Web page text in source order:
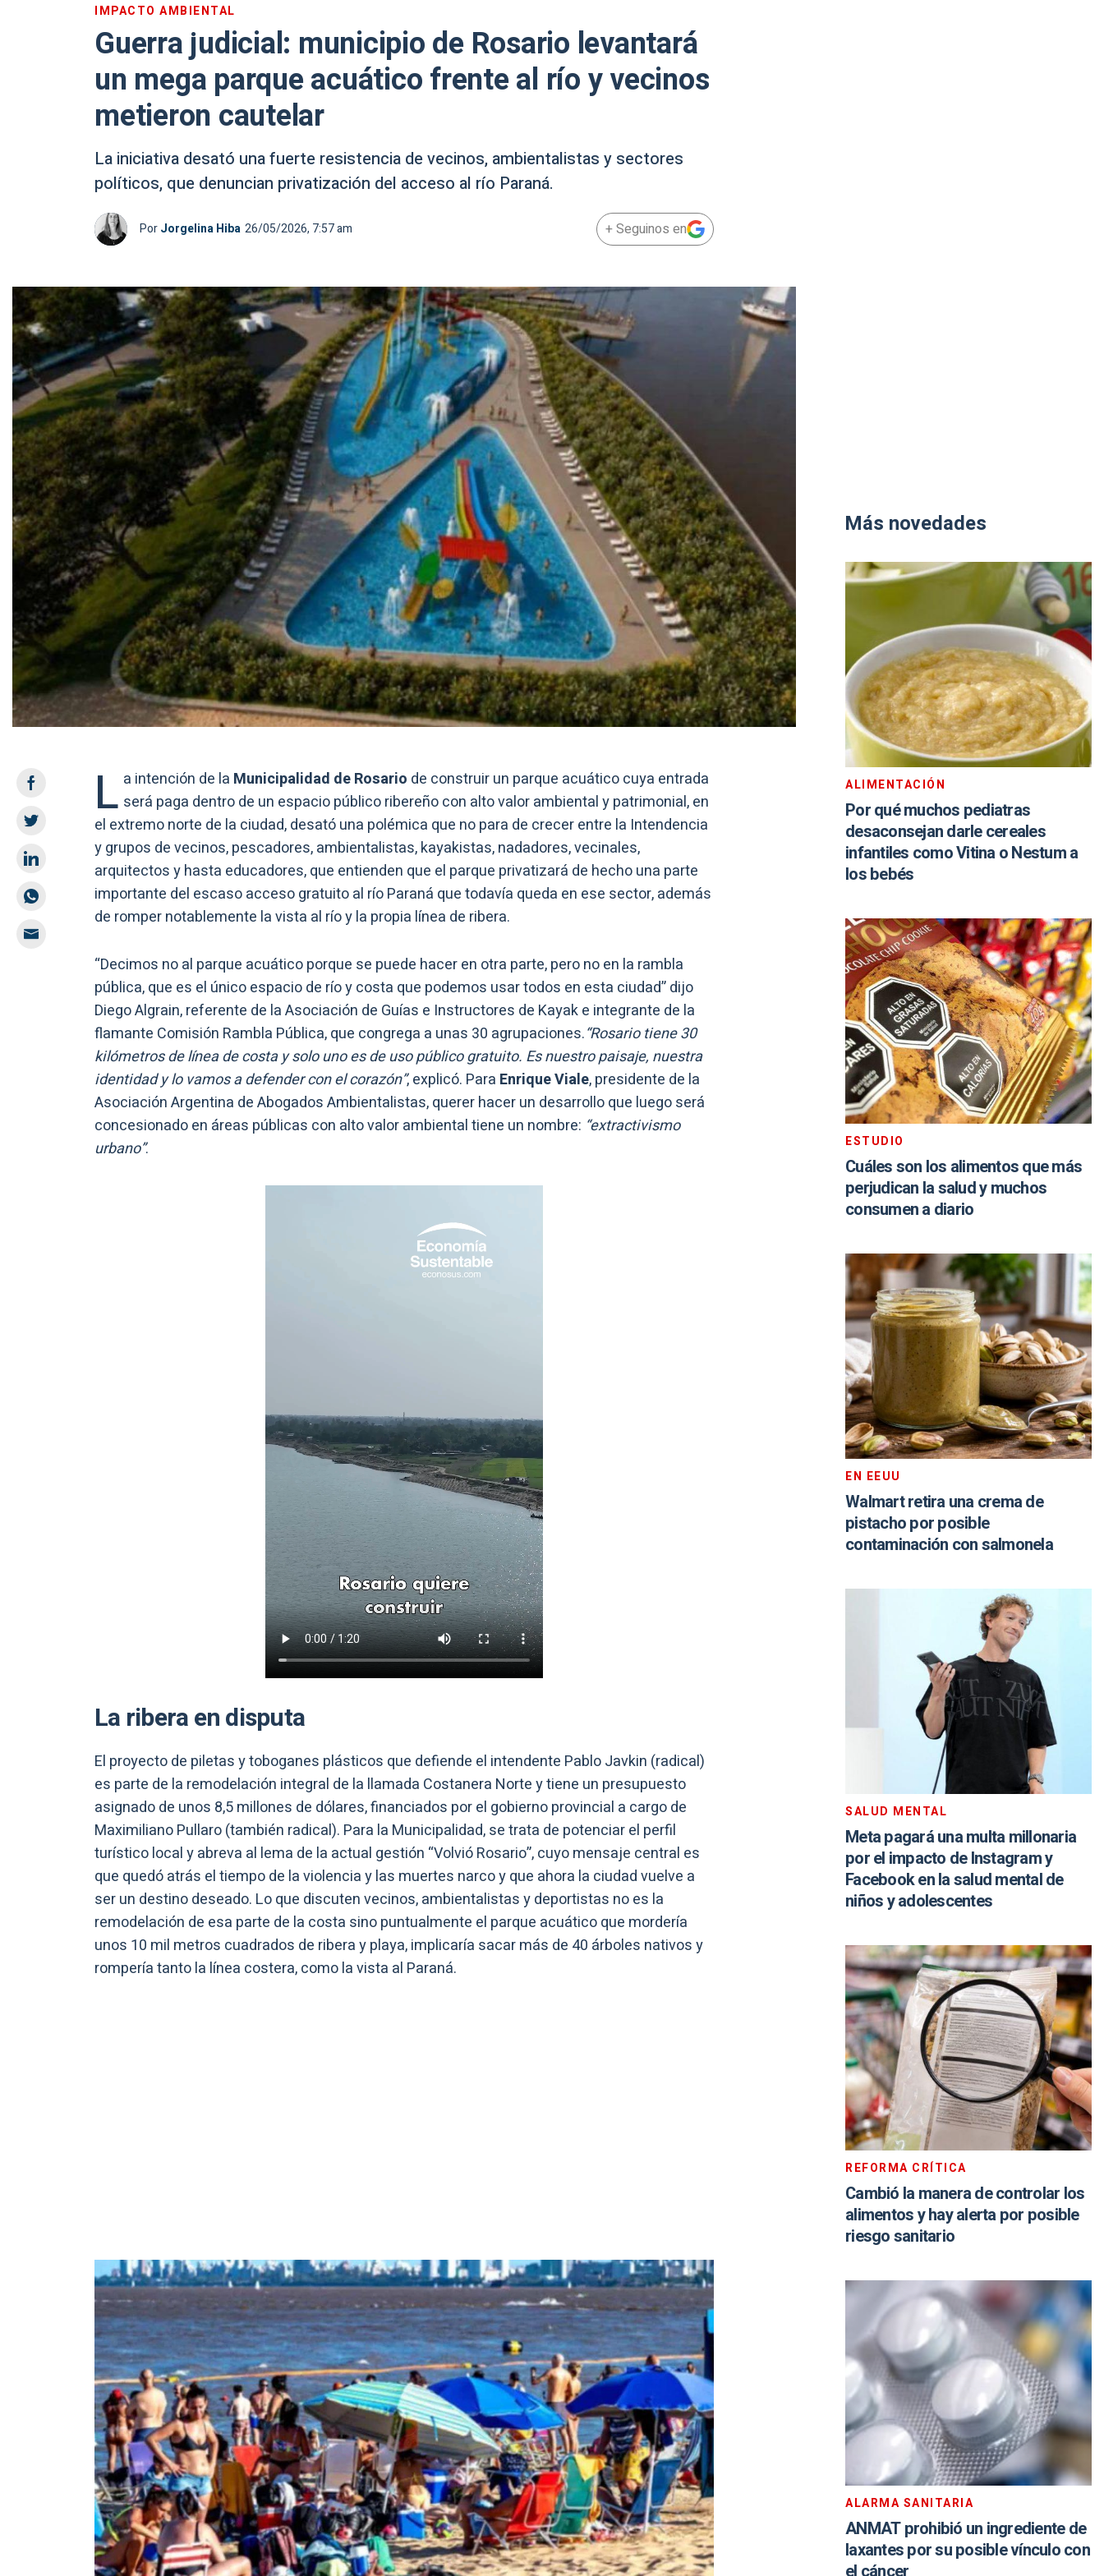
IMPACTO AMBIENTAL
Guerra judicial: municipio de Rosario levantará
un mega parque acuático frente al río y vecinos
metieron cautelar
La iniciativa desató una fuerte resistencia de vecinos, ambientalistas y sectores
políticos, que denuncian privatización del acceso al río Paraná.
PorJorgelina Hiba 26/05/2026, 7:57 am + Seguinos en
L a intención de la Municipalidad de Rosario de construir un parque acuático cuya entrada
será paga dentro de un espacio público ribereño con alto valor ambiental y patrimonial, en
el extremo norte de la ciudad, desató una polémica que no para de crecer entre la Intendencia
y grupos de vecinos, pescadores, ambientalistas, kayakistas, nadadores, vecinales,
arquitectos y hasta educadores, que entienden que el parque privatizará de hecho una parte
importante del escaso acceso gratuito al río Paraná que todavía queda en ese sector, además
de romper notablemente la vista al río y la propia línea de ribera.
“Decimos no al parque acuático porque se puede hacer en otra parte, pero no en la rambla
pública, que es el único espacio de río y costa que podemos usar todos en esta ciudad” dijo
Diego Algrain, referente de la Asociación de Guías e Instructores de Kayak e integrante de la
flamante Comisión Rambla Pública, que congrega a unas 30 agrupaciones.“Rosario tiene 30
kilómetros de línea de costa y solo uno es de uso público gratuito. Es nuestro paisaje, nuestra
identidad y lo vamos a defender con el corazón”, explicó. Para Enrique Viale, presidente de la
Asociación Argentina de Abogados Ambientalistas, querer hacer un desarrollo que luego será
concesionado en áreas públicas con alto valor ambiental tiene un nombre: “extractivismo
urbano”.
La ribera en disputa
El proyecto de piletas y toboganes plásticos que defiende el intendente Pablo Javkin (radical)
es parte de la remodelación integral de la llamada Costanera Norte y tiene un presupuesto
asignado de unos 8,5 millones de dólares, financiados por el gobierno provincial a cargo de
Maximiliano Pullaro (también radical). Para la Municipalidad, se trata de potenciar el perfil
turístico local y abreva al lema de la actual gestión “Volvió Rosario”, cuyo mensaje central es
que quedó atrás el tiempo de la violencia y las muertes narco y que ahora la ciudad vuelve a
ser un destino deseado. Lo que discuten vecinos, ambientalistas y deportistas no es la
remodelación de esa parte de la costa sino puntualmente el parque acuático que mordería
unos 10 mil metros cuadrados de ribera y playa, implicaría sacar más de 40 árboles nativos y
rompería tanto la línea costera, como la vista al Paraná.
Más novedades
ALIMENTACIÓN
Por qué muchos pediatras
desaconsejan darle cereales
infantiles como Vitina o Nestum a
los bebés
ESTUDIO
Cuáles son los alimentos que más
perjudican la salud y muchos
consumen a diario
EN EEUU
Walmart retira una crema de
pistacho por posible
contaminación con salmonela
SALUD MENTAL
Meta pagará una multa millonaria
por el impacto de Instagram y
Facebook en la salud mental de
niños y adolescentes
REFORMA CRÍTICA
Cambió la manera de controlar los
alimentos y hay alerta por posible
riesgo sanitario
ALARMA SANITARIA
ANMAT prohibió un ingrediente de
laxantes por su posible vínculo con